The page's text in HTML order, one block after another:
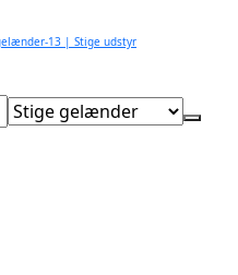
13 | Stige udstyr